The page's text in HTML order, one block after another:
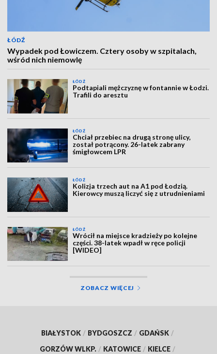
ŁÓDŹ
Wypadek pod Łowiczem. Cztery osoby w szpitalach,
wśród nich niemowlę
ŁÓDŹ
Podtapiali mężczyznę w fontannie w Łodzi.
Trafili do aresztu
ŁÓDŹ
Chciał przebiec na drugą stronę ulicy,
został potrącony. 26-latek zabrany
śmigłowcem LPR
ŁÓDŹ
Kolizja trzech aut na A1 pod Łodzią.
Kierowcy muszą liczyć się z utrudnieniami
ŁÓDŹ
Wrócił na miejsce kradzieży po kolejne
części. 38-latek wpadł w ręce policji
[WIDEO]
ZOBACZ WIĘCEJ
BIAŁYSTOK / BYDGOSZCZ / GDAŃSK /
GORZÓW WLKP. / KATOWICE / KIELCE /